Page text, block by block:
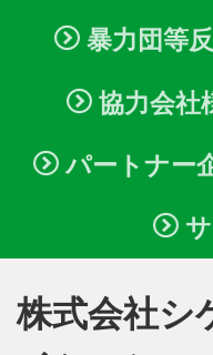
暴力団等
協力会社
パートナー
サ
株式会社シ